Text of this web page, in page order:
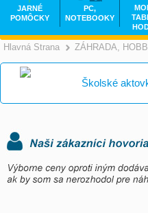
Hlavná Strana ZÁHRADA,
Školské
JARNÉ
POMÔCKY
PC,
NOTEBOOKY